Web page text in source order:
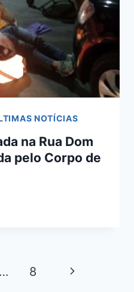
NOTÍCIAS
na Rua Dom
pelo Corpo de
… 8
Página